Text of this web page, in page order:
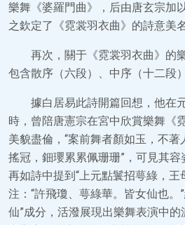
樂舞《婆羅門曲》，后由唐玄宗加
之欽定了《霓裳羽衣曲》的詩意美名
再次，關于《霓裳羽衣曲》的
包含散序（六段）、中序（十二段
據白居易此詩開篇回想，他在
時，曾陪唐憲宗在宮中欣賞樂舞《
美貌盡倫，“案前舞者顏如玉，不
搖冠，鈿瓔累累佩珊珊”，可見其容
再如詩中提到“上元點鬟招萼綠，王
注：“許飛瓊、萼綠華。皆女仙也。
仙”成分，活潑展現出樂舞表演中